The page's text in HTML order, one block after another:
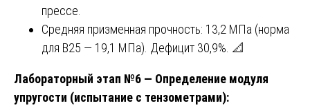
прессе.
Средняя призменная прочность: 13,2 МПа (норма
для B25 — 19,1 МПа). Дефицит 30,9%. 📐
Лабораторный этап №6 — Определение модуля
упругости (испытание с тензометрами):